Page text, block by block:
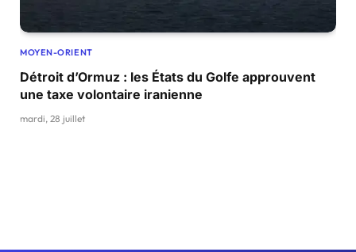
MOYEN-ORIENT
Détroit d’Ormuz : les États du Golfe approuvent
une taxe volontaire iranienne
mardi, 28 juillet